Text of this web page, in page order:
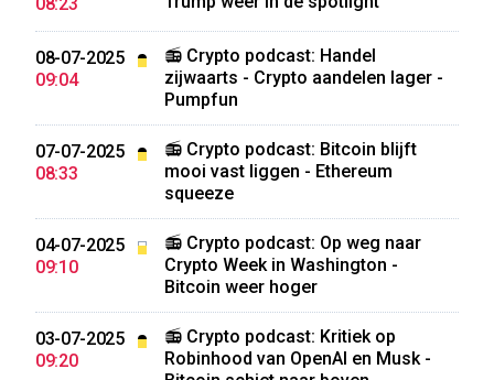
08-07-2025
09:04
📻 Crypto podcast: Handel
zijwaarts - Crypto aandelen lager -
Pumpfun
07-07-2025
08:33
📻 Crypto podcast: Bitcoin blijft
mooi vast liggen - Ethereum
squeeze
04-07-2025
09:10
📻 Crypto podcast: Op weg naar
Crypto Week in Washington -
Bitcoin weer hoger
03-07-2025
09:20
📻 Crypto podcast: Kritiek op
Robinhood van OpenAI en Musk -